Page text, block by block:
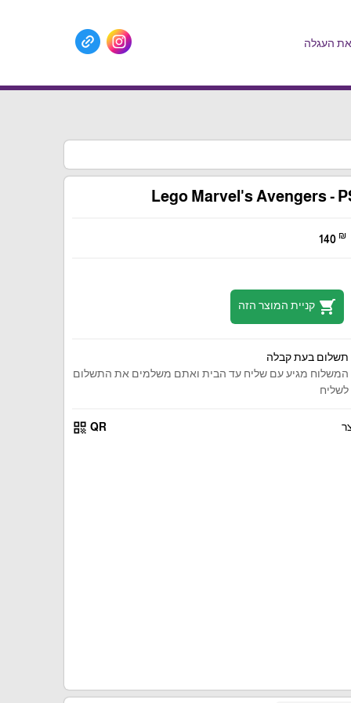
את העגלה
Lego Marvel's Avengers -
140 ₪
shopping_cart קניית המוצר הזה
תשלום בעת קבלה
המשלוח מגיע עם שליח עד הבית ואתם משלמים את התשלום
לשליח
QR
qr_code